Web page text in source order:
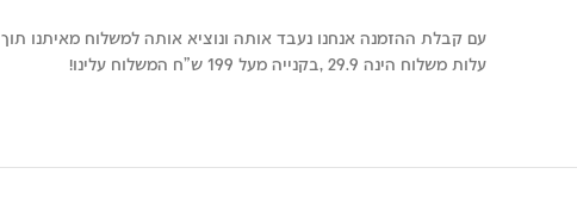
עם קבלת ההזמנה אנחנו נעבד אותה ונוציא אותה למשלוח מאיתנו תוך 24 שעות.
עלות משלוח הינה 29.9 ,בקנייה מעל 199 ש"ח המשלוח עלינו!